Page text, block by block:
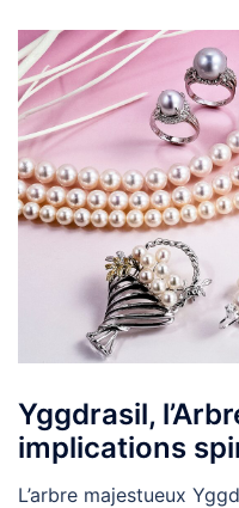
Yggdrasil,
implications
L’arbre majestueux